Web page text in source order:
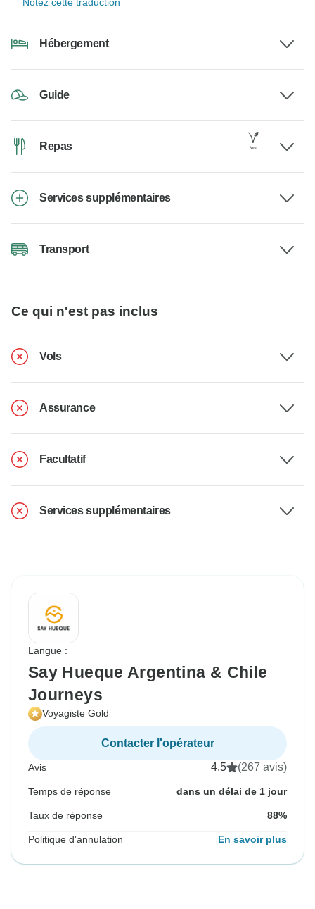
Notez cette traduction
Hébergement
Guide
Repas
Services supplémentaires
Transport
Ce qui n'est pas inclus
Vols
Assurance
Facultatif
Services supplémentaires
Langue :
Say Hueque Argentina & Chile
Journeys
Voyagiste Gold
Contacter l'opérateur
Avis 4.5 (267 avis)
Temps de réponse dans un délai de 1 jour
Taux de réponse 88%
Politique d'annulation En savoir plus